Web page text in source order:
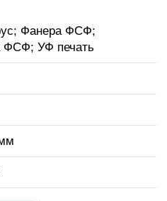
Фанера ФСФ;
ФСФ; УФ печать